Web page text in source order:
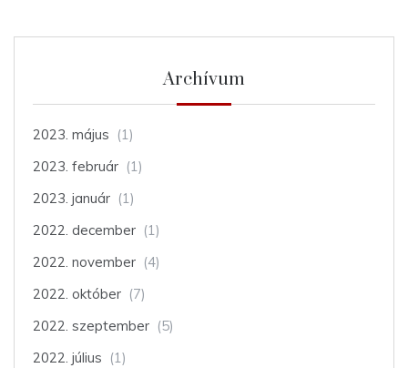
Archívum
2023. május (1)
2023. február (1)
2023. január (1)
2022. december (1)
2022. november (4)
2022. október (7)
2022. szeptember (5)
2022. július (1)